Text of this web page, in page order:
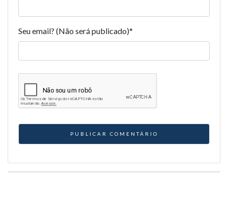
Seu email? (Não será publicado)*